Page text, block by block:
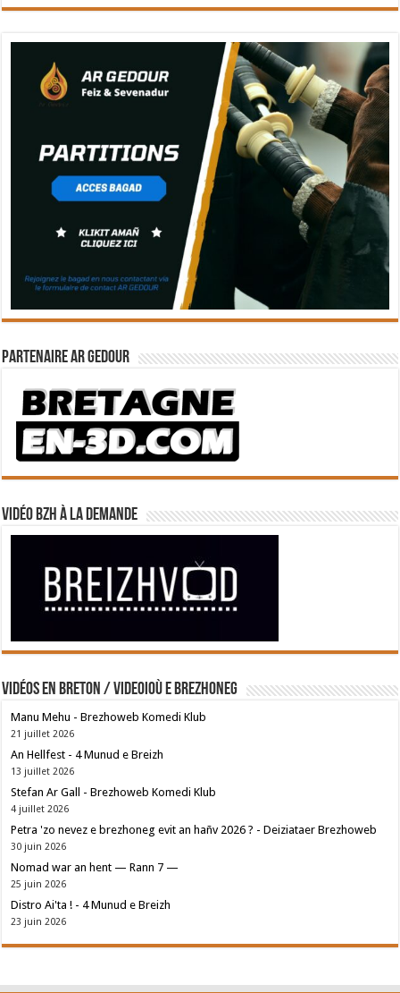
Partenaire Ar Gedour
Vidéo BZH à la demande
Vidéos en breton / Videoioù e brezhoneg
Manu Mehu - Brezhoweb Komedi Klub
21 juillet 2026
An Hellfest - 4 Munud e Breizh
13 juillet 2026
Stefan Ar Gall - Brezhoweb Komedi Klub
4 juillet 2026
Petra 'zo nevez e brezhoneg evit an hañv 2026 ? - Deiziataer Brezhoweb
30 juin 2026
Nomad war an hent — Rann 7 —
25 juin 2026
Distro Ai'ta ! - 4 Munud e Breizh
23 juin 2026